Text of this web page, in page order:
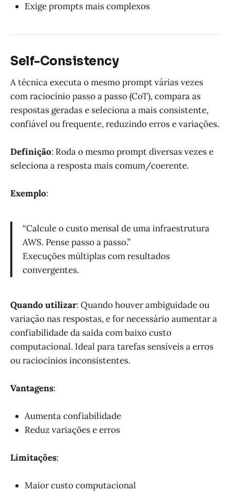
Exige prompts mais complexos
Self-Consistency
A técnica executa o mesmo prompt várias vezes
com raciocínio passo a passo (CoT), compara as
respostas geradas e seleciona a mais consistente,
confiável ou frequente, reduzindo erros e variações.
Definição: Roda o mesmo prompt diversas vezes e
seleciona a resposta mais comum/coerente.
Exemplo:
“Calcule o custo mensal de uma infraestrutura
AWS. Pense passo a passo.”
Execuções múltiplas com resultados
convergentes.
Quando utilizar: Quando houver ambiguidade ou
variação nas respostas, e for necessário aumentar a
confiabilidade da saída com baixo custo
computacional. Ideal para tarefas sensíveis a erros
ou raciocínios inconsistentes.
Vantagens:
Aumenta confiabilidade
Reduz variações e erros
Limitações:
Maior custo computacional